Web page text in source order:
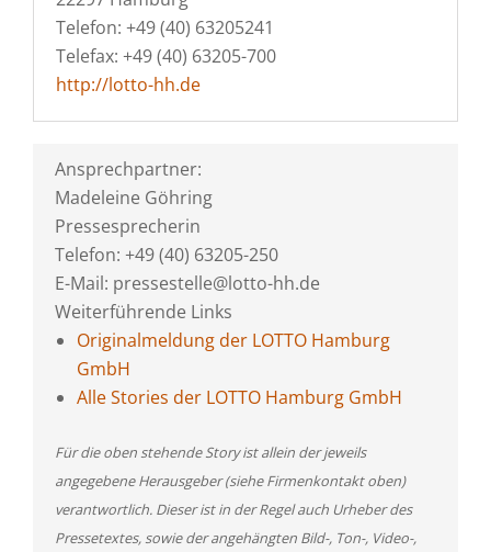
Telefon: +49 (40) 63205241
Telefax: +49 (40) 63205-700
http://lotto-hh.de
Ansprechpartner:
Madeleine Göhring
Pressesprecherin
Telefon: +49 (40) 63205-250
E-Mail: pressestelle@lotto-hh.de
Weiterführende Links
Originalmeldung der LOTTO Hamburg
GmbH
Alle Stories der LOTTO Hamburg GmbH
Für die oben stehende Story ist allein der jeweils
angegebene Herausgeber (siehe Firmenkontakt oben)
verantwortlich. Dieser ist in der Regel auch Urheber des
Pressetextes, sowie der angehängten Bild-, Ton-, Video-,